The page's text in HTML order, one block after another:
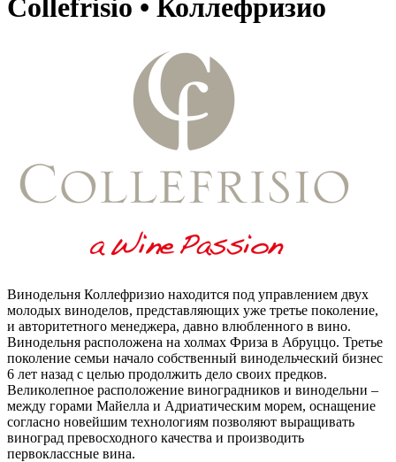
Collefrisio • Коллефризио
Винодельня Коллефризио находится под управлением двух
молодых виноделов, представляющих уже третье поколение,
и авторитетного менеджера, давно влюбленного в вино.
Винодельня расположена на холмах Фриза в Абруццо. Третье
поколение семьи начало собственный винодельческий бизнес
6 лет назад с целью продолжить дело своих предков.
Великолепное расположение виноградников и винодельни –
между горами Майелла и Адриатическим морем, оснащение
согласно новейшим технологиям позволяют выращивать
виноград превосходного качества и производить
первоклассные вина.